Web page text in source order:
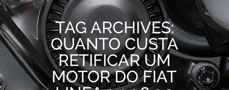
TAG ARCHIVES:
QUANTO CUSTA
RETIFICAR UM
MOTOR DO FIAT